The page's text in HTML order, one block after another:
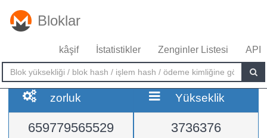
Bloklar
kâşif İstatistikler Zenginler Listesi API
zorluk
659779565529
Yükseklik
3736376